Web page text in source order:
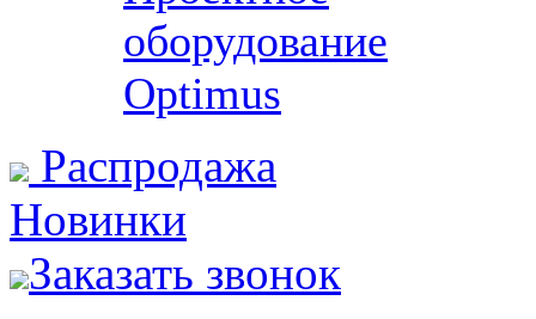
оборудование
Optimus
Распродажа
Новинки
Заказать звонок